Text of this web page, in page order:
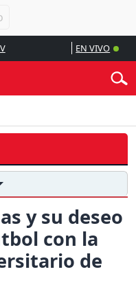
EN VIVO
y su deseo
con la
de